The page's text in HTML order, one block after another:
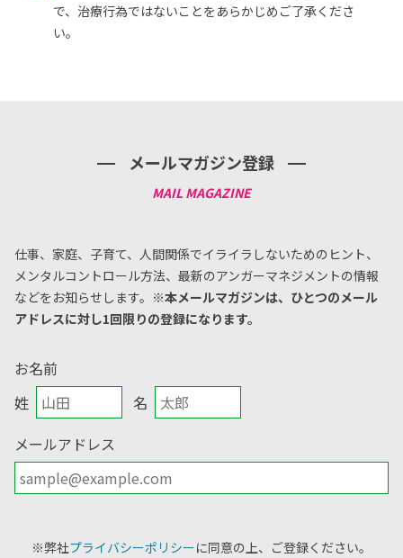
で、治療行為ではないことをあらかじめご了承くださ
い。
メールマガジン登録
仕事、家庭、子育て、人間関係でイライラしないためのヒント、
メンタルコントロール方法、 最新のアンガーマネジメントの情報
などをお知らせします。 ※本メールマガジンは、ひとつのメール
アドレスに対し1回限りの登録になります。
お名前
姓
名
メールアドレス
※弊社プライバシーポリシーに同意の上、ご登録ください。